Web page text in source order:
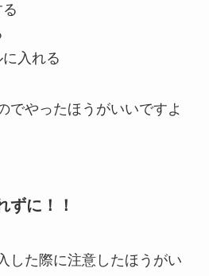
入れる
でやったほうがいいですよ
ずに！！
した際に注意したほうがい